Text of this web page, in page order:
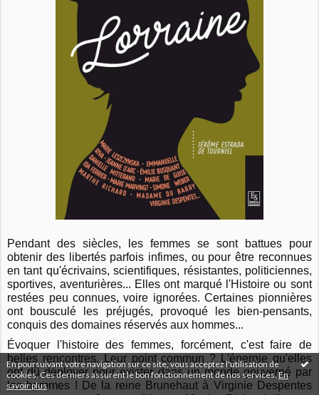
En poursuivant votre navigation sur ce site, vous acceptez l'utilisation de
cookies. Ces derniers assurent le bon fonctionnement de nos services.En
savoir plus.
Pendant des siècles, les femmes se sont battues pour
obtenir des libertés parfois infimes, ou pour être reconnues
en tant qu'écrivains, scientifiques, résistantes, politiciennes,
sportives, aventurières... Elles ont marqué l'Histoire ou sont
restées peu connues, voire ignorées. Certaines pionnières
ont bousculé les préjugés, provoqué les bien-pensants,
conquis des domaines réservés aux hommes...
Évoquer l'histoire des femmes, forcément, c'est faire de
belles rencontres. Leur point commun ? L'énergie qu'elles
ont dû déployer pour exister dans un monde gouverné par
les hommes ! De la reine Brunehaut à Virginie Despentes